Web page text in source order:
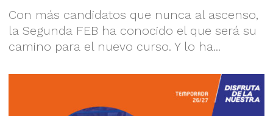
Con más candidatos que nunca al ascenso,
la Segunda FEB ha conocido el que será su
camino para el nuevo curso. Y lo ha...